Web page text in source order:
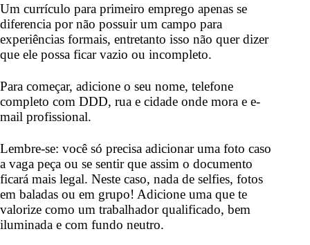
Um currículo para primeiro emprego apenas se
diferencia por não possuir um campo para
experiências formais, entretanto isso não quer dizer
que ele possa ficar vazio ou incompleto.
Para começar, adicione o seu nome, telefone
completo com DDD, rua e cidade onde mora e e-
mail profissional.
Lembre-se: você só precisa adicionar uma foto caso
a vaga peça ou se sentir que assim o documento
ficará mais legal. Neste caso, nada de selfies, fotos
em baladas ou em grupo! Adicione uma que te
valorize como um trabalhador qualificado, bem
iluminada e com fundo neutro.